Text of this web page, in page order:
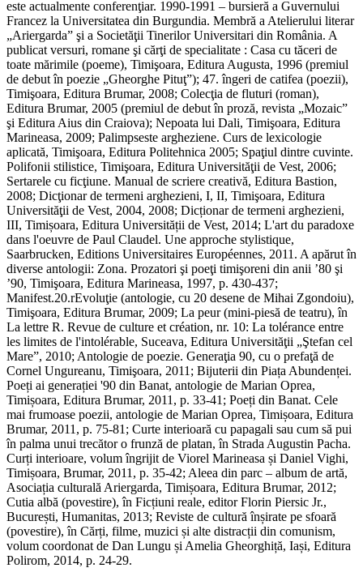
este actualmente conferenţiar. 1990-1991 – bursieră a Guvernului
Francez la Universitatea din Burgundia. Membră a Atelierului literar
„Ariergarda” şi a Societăţii Tinerilor Universitari din România. A
publicat versuri, romane şi cărţi de specialitate : Casa cu tăceri de
toate mărimile (poeme), Timişoara, Editura Augusta, 1996 (premiul
de debut în poezie „Gheorghe Pituţ”); 47. îngeri de catifea (poezii),
Timişoara, Editura Brumar, 2008; Colecţia de fluturi (roman),
Editura Brumar, 2005 (premiul de debut în proză, revista „Mozaic”
şi Editura Aius din Craiova); Nepoata lui Dali, Timişoara, Editura
Marineasa, 2009; Palimpseste argheziene. Curs de lexicologie
aplicată, Timişoara, Editura Politehnica 2005; Spaţiul dintre cuvinte.
Polifonii stilistice, Timişoara, Editura Universităţii de Vest, 2006;
Sertarele cu ficţiune. Manual de scriere creativă, Editura Bastion,
2008; Dicţionar de termeni arghezieni, I, II, Timişoara, Editura
Universităţii de Vest, 2004, 2008; Dicționar de termeni arghezieni,
III, Timișoara, Editura Universității de Vest, 2014; L'art du paradoxe
dans l'oeuvre de Paul Claudel. Une approche stylistique,
Saarbrucken, Editions Universitaires Européennes, 2011. A apărut în
diverse antologii: Zona. Prozatori şi poeţi timişoreni din anii ’80 şi
’90, Timişoara, Editura Marineasa, 1997, p. 430-437;
Manifest.20.rEvoluţie (antologie, cu 20 desene de Mihai Zgondoiu),
Timişoara, Editura Brumar, 2009; La peur (mini-piesă de teatru), în
La lettre R. Revue de culture et création, nr. 10: La tolérance entre
les limites de l'intolérable, Suceava, Editura Universităţii „Ştefan cel
Mare”, 2010; Antologie de poezie. Generaţia 90, cu o prefaţă de
Cornel Ungureanu, Timişoara, 2011; Bijuterii din Piața Abundenței.
Poeți ai generației '90 din Banat, antologie de Marian Oprea,
Timișoara, Editura Brumar, 2011, p. 33-41; Poeți din Banat. Cele
mai frumoase poezii, antologie de Marian Oprea, Timișoara, Editura
Brumar, 2011, p. 75-81; Curte interioară cu papagali sau cum să pui
în palma unui trecător o frunză de platan, în Strada Augustin Pacha.
Curți interioare, volum îngrijit de Viorel Marineasa și Daniel Vighi,
Timișoara, Brumar, 2011, p. 35-42; Aleea din parc – album de artă,
Asociația culturală Ariergarda, Timișoara, Editura Brumar, 2012;
Cutia albă (povestire), în Ficțiuni reale, editor Florin Piersic Jr.,
București, Humanitas, 2013; Reviste de cultură înșirate pe sfoară
(povestire), în Cărți, filme, muzici și alte distracții din comunism,
volum coordonat de Dan Lungu și Amelia Gheorghiță, Iași, Editura
Polirom, 2014, p. 24-29.